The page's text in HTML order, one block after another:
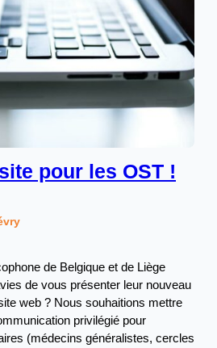
pour les OST !
de Belgique et de Liège
de vous présenter leur nouveau
web ? Nous souhaitions mettre
privilégié pour
(médecins généralistes, cercles